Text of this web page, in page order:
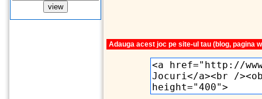
Adauga acest joc pe site-ul tau (blog, pagina